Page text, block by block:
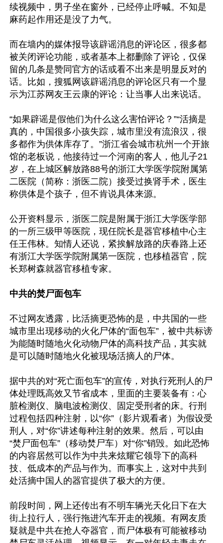
续视频中，男子坐在窗外，已经停止呼喊。不知是
麻药起作用还是没了力气。
而在墙内的媒体报导该辟谣消息的评论区，很多都
被关闭评论功能，或者基本上都删除了评论，仅保
留的几条是赞同官方的话或看不出来是明显反对的
话。比如，搜狐网该辟谣消息的评论区只有一个显
示为江苏网友王云康的评论：让当事人出来说话。
“如果辟谣是假他们为什么这么害怕评论？”“活摘是
真的，中国很多小孩失踪，城市里没有流浪汉，很
多都作为供体库存了。”浙江省会城市杭州一个开旅
馆的老板说，他接待过一个河南的客人，他儿子21
岁，在上城区解放路88号的浙江大学医学院附属第
二医院（简称：浙医二院）接受过换肾手术，医生
称供体是个孩子，但不肯说具体来源。
公开资料显示，浙医二院是附属于浙江大学医学部
的一所三级甲等医院，现任院长是器官移植中心主
任王伟林。知情人还说，紧挨解放路的庆春路上还
有浙江大学医学院附属第一医院，也移植器官，院
长郑树森就器官移植专家。
中共的焚尸面包车
不过网友透露，比活摘更恐怖的是，中共国的一些
城市里出现移动的火化尸体的“面包车”，被中共标谤
为能随时随地火化动物尸体的高科技产品，其实就
是可以随时随地火化被现场活摘人的尸体。
据中共的对“死亡面包车”的宣传，对执行死刑人的尸
体处理既高效又节省成本，里面的主要装备有：心
脏检测仪、脑电波检测仪、固定受刑者的床。行刑
过程包括四种注射，以“你”（影片观看者）为假设受
刑人，对“你”讲述每种注射的效果。然后，可以由
“焚尸面包车”（移动焚尸车）对“你”销毁。如此恐怖
的内容居然可以作为中共来炫耀它领导下的高科
技、低成本的产品与作为。而事实上，这对中共到
处活摘中国人的器官提供了极大的方便。
前段时间，网上还传出有不明车辆光天化日下在大
街上拉行人，强行拖进汽车开走的视频。有网友质
疑就是中共在抢人夺器官，而尸体极有可能被移动